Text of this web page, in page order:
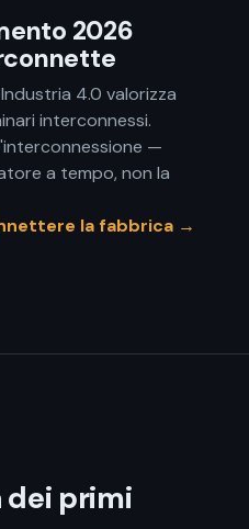
2026
4.0 valorizza
interconnessi.
—
a tempo, non la
la fabbrica →
dei primi